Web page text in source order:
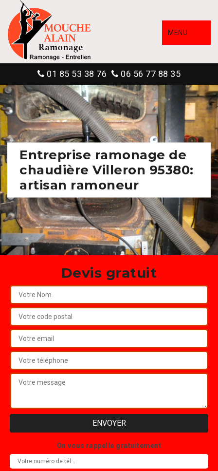
MENU
01 85 53 38 76 06 56 77 88 35
Entreprise ramonage de
chaudière Villeron 95380:
artisan ramoneur
Devis gratuit
On vous rappelle gratuitement